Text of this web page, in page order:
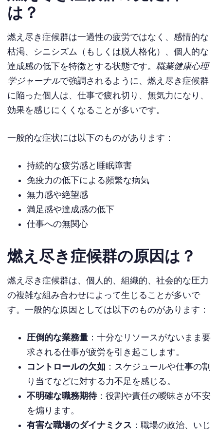
は？
燃え尽き症候群は一過性の疲労ではなく、感情的な
枯渇、シニシズム（もしくは脱人格化）、個人的な
達成感の低下を特徴とする状態です。 職業健康心理
学ジャーナルで強調されるように、燃え尽き症候群
に陥った個人は、仕事で疲れ切り、無気力になり、
効果を感じにくくなることが多いです。
一般的な症状には以下のものがあります：
持続的な疲労感と睡眠障害
免疫力の低下による頻繁な病気
無力感や絶望感
満足感や達成感の低下
仕事への無関心
燃え尽き症候群の原因は？
燃え尽き症候群は、個人的、組織的、社会的な圧力
の複雑な組み合わせによって生じることが多いで
す。一般的な原因としては以下のものがあります：
圧倒的な業務量 ：十分なリソースがないまま要
求される仕事が疲労を引き起こします。
コントロールの欠如 ：スケジュールや仕事の割
り当てなどに対する力不足を感じる。
不明確な職務期待：役割や責任の曖昧さが不安
を煽ります。
有害な職場のダイナミクス ：職場の政治、いじ